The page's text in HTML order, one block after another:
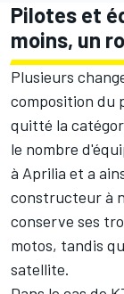
Pilotes et
moins, un
Plusieurs
composition du
quitté la
le nombre
à Aprilia et a
constructeur à
conserve ses
motos, tandis
satellite.